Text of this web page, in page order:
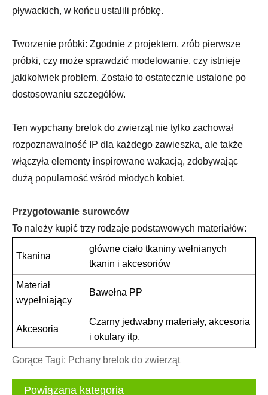
pływackich, w końcu ustalili próbkę.
Tworzenie próbki: Zgodnie z projektem, zrób pierwsze
próbki, czy może sprawdzić modelowanie, czy istnieje
jakikolwiek problem. Zostało to ostatecznie ustalone po
dostosowaniu szczegółów.
Ten wypchany brelok do zwierząt nie tylko zachował
rozpoznawalność IP dla każdego zawieszka, ale także
włączyła elementy inspirowane wakacją, zdobywając
dużą popularność wśród młodych kobiet.
Przygotowanie surowców
To należy kupić trzy rodzaje podstawowych materiałów:
Tkanina
główne ciało tkaniny wełnianych
tkanin i akcesoriów
Materiał
wypełniający
Bawełna PP
Akcesoria
Czarny jedwabny materiały, akcesoria
i okulary itp.
Gorące Tagi: Pchany brelok do zwierząt
Powiązana kategoria